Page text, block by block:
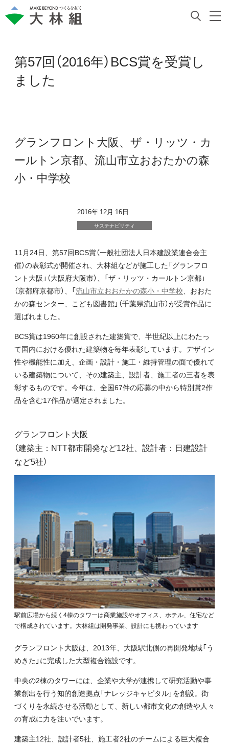
第57回（2016年）BCS賞を受賞し
ました
グランフロント大阪、ザ・リッツ・カ
ールトン京都、流山市立おおたかの森
小・中学校
2016年 12月 16日
サステナビリティ
11月24日、第57回BCS賞（一般社団法人日本建設業連合会主
催）の表彰式が開催され、大林組などが施工した「グランフロ
ント大阪」（大阪府大阪市）、「ザ・リッツ・カールトン京都」
（京都府京都市）、「流山市立おおたかの森小・中学校、おおた
かの森センター、こども図書館」（千葉県流山市）が受賞作品に
選ばれました。
BCS賞は1960年に創設された建築賞で、半世紀以上にわたっ
て国内における優れた建築物を毎年表彰しています。デザイン
性や機能性に加え、企画・設計・施工・維持管理の面で優れて
いる建築物について、その建築主、設計者、施工者の三者を表
彰するものです。今年は、全国67件の応募の中から特別賞2作
品を含む17作品が選定されました。
グランフロント大阪
（建築主：NTT都市開発など12社、設計者：日建設計
など5社）
駅前広場から続く4棟のタワーは商業施設やオフィス、ホテル、住宅など
で構成されています。大林組は開発事業、設計にも携わっています
グランフロント大阪は、2013年、大阪駅北側の再開発地域「う
めきた」に完成した大型複合施設です。
中央の2棟のタワーには、企業や大学が連携して研究活動や事
業創出を行う知的創造拠点「ナレッジキャピタル」を創設。街
づくりを永続させる活動として、新しい都市文化の創造や人々
の育成に力を注いでいます。
建築主12社、設計者5社、施工者2社のチームによる巨大複合